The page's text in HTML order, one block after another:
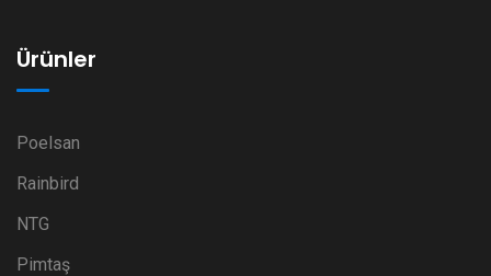
Ürünler
Poelsan
Rainbird
NTG
Pimtaş